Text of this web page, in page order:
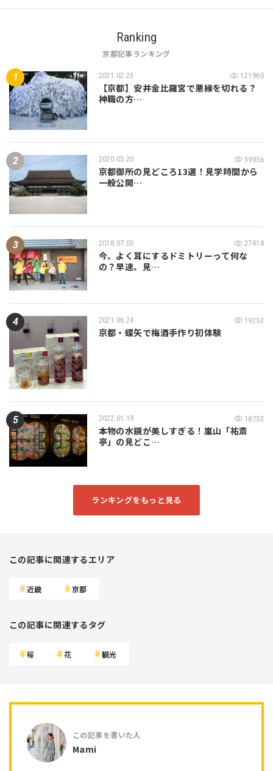
Ranking
京都記事ランキング
2021.02.23 121960
【京都】安井金比羅宮で悪縁を切れる？
神職の方…
2020.05.20 39956
京都御所の見どころ13選！見学時間から
一般公開…
2018.07.05 27414
今、よく耳にするドミトリーって何な
の？早速、見…
2021.06.24 19253
京都・蝶矢で梅酒手作り初体験
2022.01.19 18753
本物の水鏡が美しすぎる！嵐山「祐斎
亭」の見どこ…
ランキングをもっと見る
この記事に関連するエリア
近畿 京都
この記事に関連するタグ
桜 花 観光
Mami